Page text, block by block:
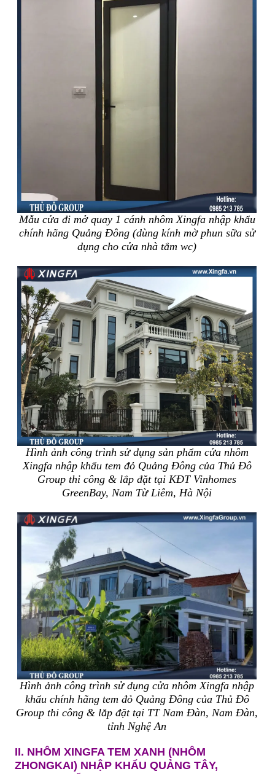
Mẫu cửa đi mở quay 1 cánh nhôm Xingfa nhập khẩu
chính hãng Quảng Đông (dùng kính mờ phun sữa sử
dụng cho cửa nhà tắm wc)
Hình ảnh công trình sử dụng sản phẩm cửa nhôm
Xingfa nhập khẩu tem đỏ Quảng Đông của Thủ Đô
Group thi công & lắp đặt tại KĐT Vinhomes
GreenBay, Nam Từ Liêm, Hà Nội
Hình ảnh công trình sử dụng cửa nhôm Xingfa nhập
khẩu chính hãng tem đỏ Quảng Đông của Thủ Đô
Group thi công & lắp đặt tại TT Nam Đàn, Nam Đàn,
tỉnh Nghệ An
II. NHÔM XINGFA TEM XANH (NHÔM
ZHONGKAI) NHẬP KHẨU QUẢNG TÂY,